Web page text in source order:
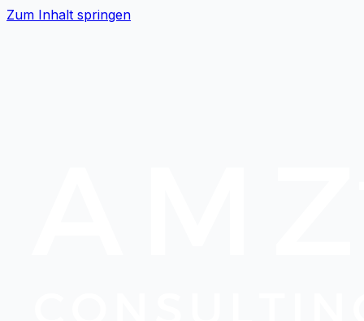
Zum Inhalt springen